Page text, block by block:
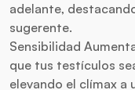
adelante,
sugerente.
Sensibilidad
que tus testículos
elevando el clímax a